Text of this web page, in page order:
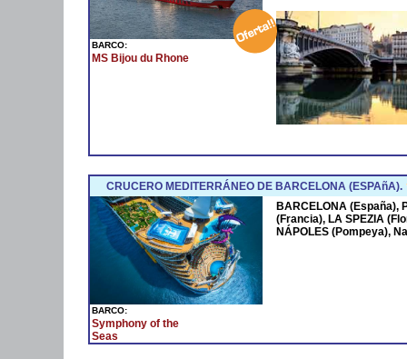
BARCO:
MS Bijou du Rhone
CRUCERO MEDITERRÁNEO DE BARCELONA (ESPAñA).
BARCO:
Symphony of the
Seas
BARCELONA (España),
(Francia), LA SPEZIA
NÁPOLES (Pompeya),